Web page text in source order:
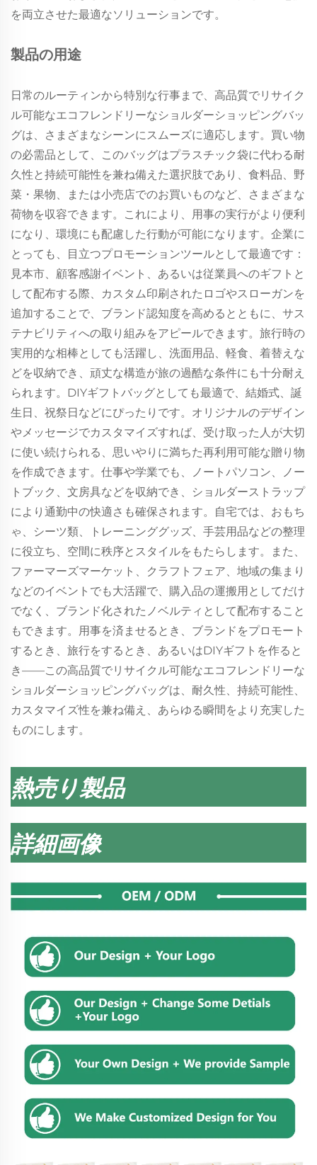
を両立させた最適なソリューションです。
製品の用途
日常のルーティンから特別な行事まで、高品質でリサイク
ル可能なエコフレンドリーなショルダーショッピングバッ
グは、さまざまなシーンにスムーズに適応します。買い物
の必需品として、このバッグはプラスチック袋に代わる耐
久性と持続可能性を兼ね備えた選択肢であり、食料品、野
菜・果物、または小売店でのお買いものなど、さまざまな
荷物を収容できます。これにより、用事の実行がより便利
になり、環境にも配慮した行動が可能になります。企業に
とっても、目立つプロモーションツールとして最適です：
見本市、顧客感謝イベント、あるいは従業員へのギフトと
して配布する際、カスタム印刷されたロゴやスローガンを
追加することで、ブランド認知度を高めるとともに、サス
テナビリティへの取り組みをアピールできます。旅行時の
実用的な相棒としても活躍し、洗面用品、軽食、着替えな
どを収納でき、頑丈な構造が旅の過酷な条件にも十分耐え
られます。DIYギフトバッグとしても最適で、結婚式、誕
生日、祝祭日などにぴったりです。オリジナルのデザイン
やメッセージでカスタマイズすれば、受け取った人が大切
に使い続けられる、思いやりに満ちた再利用可能な贈り物
を作成できます。仕事や学業でも、ノートパソコン、ノー
トブック、文房具などを収納でき、ショルダーストラップ
により通勤中の快適さも確保されます。自宅では、おもち
ゃ、シーツ類、トレーニンググッズ、手芸用品などの整理
に役立ち、空間に秩序とスタイルをもたらします。また、
ファーマーズマーケット、クラフトフェア、地域の集まり
などのイベントでも大活躍で、購入品の運搬用としてだけ
でなく、ブランド化されたノベルティとして配布すること
もできます。用事を済ませるとき、ブランドをプロモート
するとき、旅行をするとき、あるいはDIYギフトを作ると
き——この高品質でリサイクル可能なエコフレンドリーな
ショルダーショッピングバッグは、耐久性、持続可能性、
カスタマイズ性を兼ね備え、あらゆる瞬間をより充実した
ものにします。
熱売り製品
詳細画像